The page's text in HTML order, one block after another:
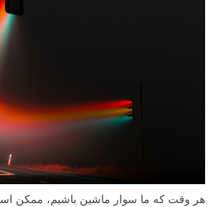
هر وقت که ما سوار ماشین باشیم، ممکن